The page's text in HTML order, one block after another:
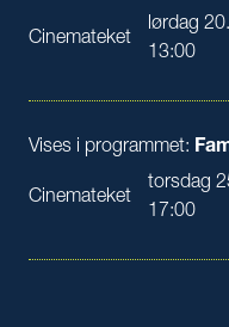
Cinemateket
lørdag
13:00
Vises i programmet:
Cinemateket
torsdag
17:00